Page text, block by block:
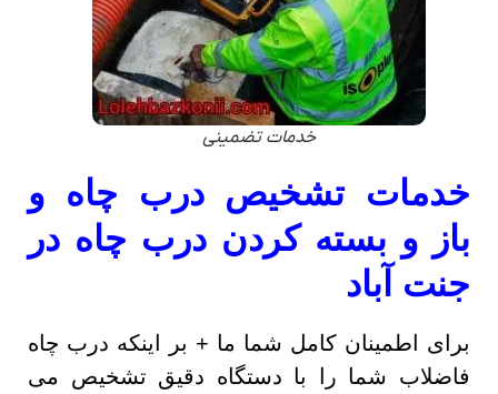
خدمات تضمینی
خدمات تشخیص درب چاه و
باز و بسته کردن درب چاه در
جنت آباد
برای اطمینان کامل شما ما + بر اینکه درب چاه
فاضلاب شما را با دستگاه دقیق تشخیص می